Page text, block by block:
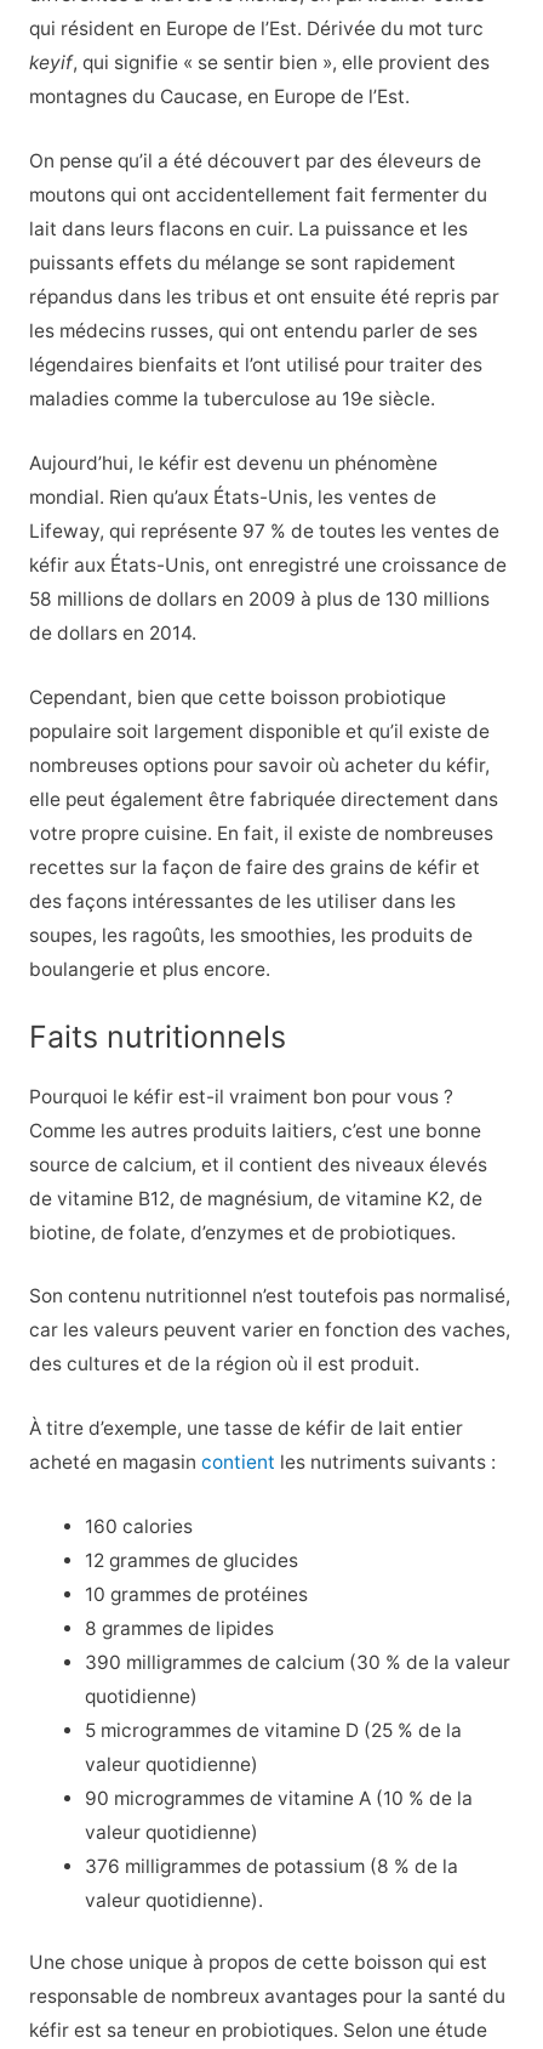
qui résident en Europe de l’Est. Dérivée du mot turc
keyif, qui signifie « se sentir bien », elle provient des
montagnes du Caucase, en Europe de l’Est.
On pense qu’il a été découvert par des éleveurs de
moutons qui ont accidentellement fait fermenter du
lait dans leurs flacons en cuir. La puissance et les
puissants effets du mélange se sont rapidement
répandus dans les tribus et ont ensuite été repris par
les médecins russes, qui ont entendu parler de ses
légendaires bienfaits et l’ont utilisé pour traiter des
maladies comme la tuberculose au 19e siècle.
Aujourd’hui, le kéfir est devenu un phénomène
mondial. Rien qu’aux États-Unis, les ventes de
Lifeway, qui représente 97 % de toutes les ventes de
kéfir aux États-Unis, ont enregistré une croissance de
58 millions de dollars en 2009 à plus de 130 millions
de dollars en 2014.
Cependant, bien que cette boisson probiotique
populaire soit largement disponible et qu’il existe de
nombreuses options pour savoir où acheter du kéfir,
elle peut également être fabriquée directement dans
votre propre cuisine. En fait, il existe de nombreuses
recettes sur la façon de faire des grains de kéfir et
des façons intéressantes de les utiliser dans les
soupes, les ragoûts, les smoothies, les produits de
boulangerie et plus encore.
Faits nutritionnels
Pourquoi le kéfir est-il vraiment bon pour vous ?
Comme les autres produits laitiers, c’est une bonne
source de calcium, et il contient des niveaux élevés
de vitamine B12, de magnésium, de vitamine K2, de
biotine, de folate, d’enzymes et de probiotiques.
Son contenu nutritionnel n’est toutefois pas normalisé,
car les valeurs peuvent varier en fonction des vaches,
des cultures et de la région où il est produit.
À titre d’exemple, une tasse de kéfir de lait entier
acheté en magasin contient les nutriments suivants :
160 calories
12 grammes de glucides
10 grammes de protéines
8 grammes de lipides
390 milligrammes de calcium (30 % de la valeur
quotidienne)
5 microgrammes de vitamine D (25 % de la
valeur quotidienne)
90 microgrammes de vitamine A (10 % de la
valeur quotidienne)
376 milligrammes de potassium (8 % de la
valeur quotidienne).
Une chose unique à propos de cette boisson qui est
responsable de nombreux avantages pour la santé du
kéfir est sa teneur en probiotiques. Selon une étude